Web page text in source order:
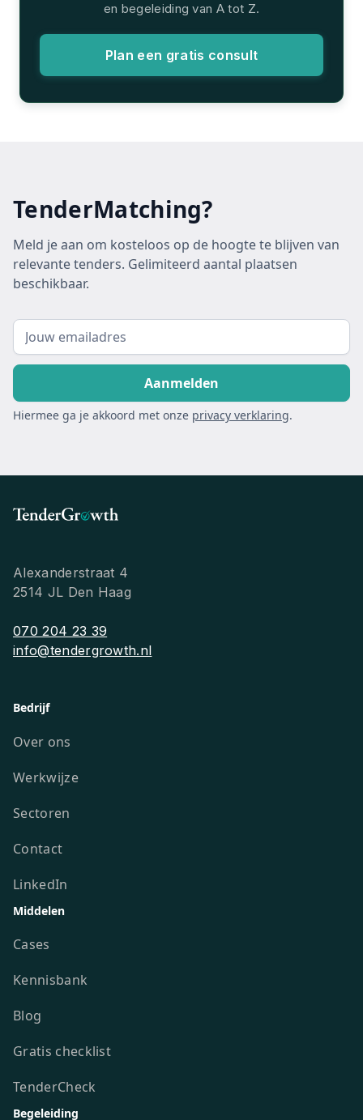
en begeleiding van A tot Z.
Plan een gratis consult
TenderMatching?
Meld je aan om kosteloos op de hoogte te blijven van
relevante tenders. Gelimiteerd aantal plaatsen
beschikbaar.
Hiermee ga je akkoord met onze privacy verklaring.
Alexanderstraat 4
2514 JL Den Haag
070 204 23 39
info@tendergrowth.nl
Bedrijf
Over ons
Werkwijze
Sectoren
Contact
LinkedIn
Middelen
Cases
Kennisbank
Blog
Gratis checklist
TenderCheck
Begeleiding